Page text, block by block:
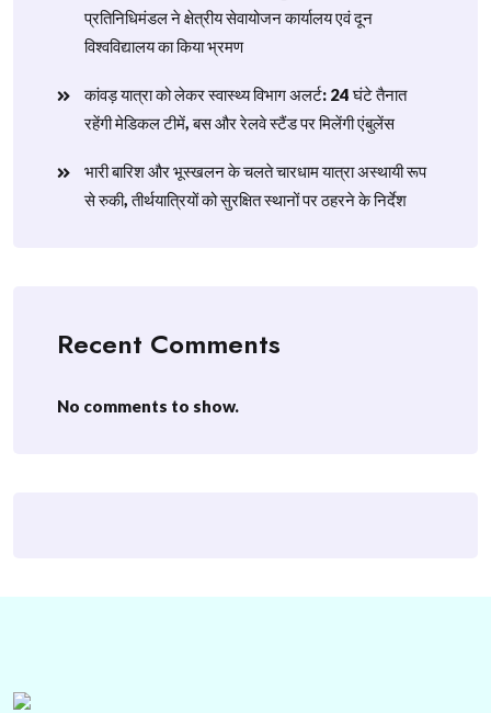
प्रतिनिधिमंडल ने क्षेत्रीय सेवायोजन कार्यालय एवं दून
विश्वविद्यालय का किया भ्रमण
​कांवड़ यात्रा को लेकर स्वास्थ्य विभाग अलर्ट: 24 घंटे तैनात
रहेंगी मेडिकल टीमें, बस और रेलवे स्टैंड पर मिलेंगी एंबुलेंस
​भारी बारिश और भूस्खलन के चलते चारधाम यात्रा अस्थायी रूप
से रुकी, तीर्थयात्रियों को सुरक्षित स्थानों पर ठहरने के निर्देश
Recent Comments
No comments to show.